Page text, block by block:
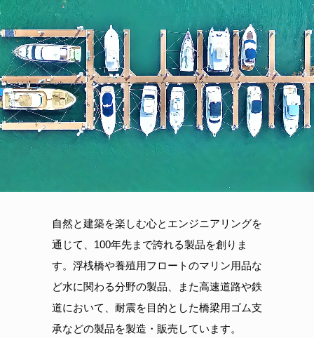
自然と建築を楽しむ心とエンジニアリングを
通じて、100年先まで誇れる製品を創りま
す。浮桟橋や養殖用フロートのマリン用品な
ど水に関わる分野の製品、また高速道路や鉄
道において、耐震を目的とした橋梁用ゴム支
承などの製品を製造・販売しています。